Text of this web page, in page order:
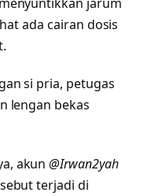
ada cairan dosis
si pria, petugas
lengan bekas
akun@Irwan2yah
terjadi di